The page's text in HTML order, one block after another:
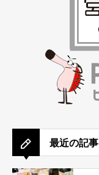
最近の記事